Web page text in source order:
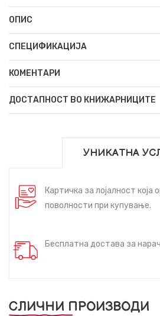
ОПИС
СПЕЦИФИКАЦИЈА
КОМЕНТАРИ
ДОСТАПНОСТ ВО КНИЖАРНИЦИТЕ
УНИКАТНА
Картичка за лојалност
поволности при купување.
Бесплатна достава за
СЛИЧНИ ПРОИЗВОДИ